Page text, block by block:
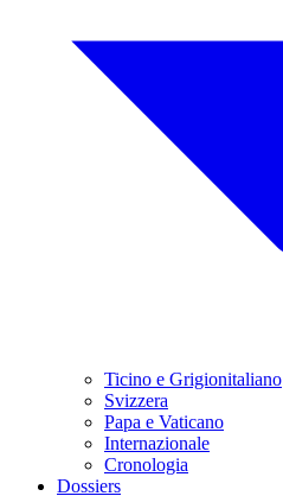
Ticino e Grigionitaliano
Svizzera
Papa e Vaticano
Internazionale
Cronologia
Dossiers